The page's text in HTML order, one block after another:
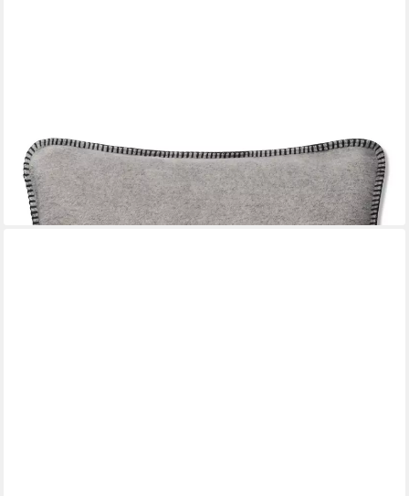
Dekokissen JOOP! Kissen Uni-Doubleface Kissen mit Füllung
Ash-Anthrazit 50 x 50cm
53,90 €
lieferbar - in 4-5 Werktagen bei dir